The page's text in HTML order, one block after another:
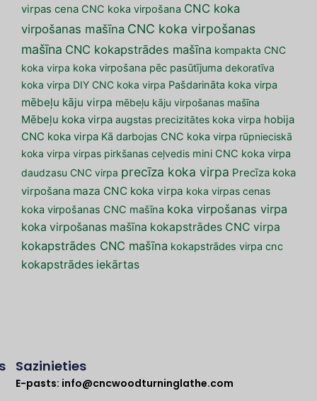
virpas cena CNC koka virpošana CNC koka
virpošanas mašīna CNC koka virpošanas
mašīna CNC kokapstrādes mašīna kompakta CNC
koka virpa koka virpošana pēc pasūtījuma dekoratīva
koka virpa DIY CNC koka virpa Pašdarināta koka virpa
mēbeļu kāju virpa mēbeļu kāju virpošanas mašīna
Mēbeļu koka virpa augstas precizitātes koka virpa hobija
CNC koka virpa Kā darbojas CNC koka virpa rūpnieciskā
koka virpa virpas pirkšanas ceļvedis mini CNC koka virpa
daudzasu CNC virpa precīza koka virpa Precīza koka
virpošana maza CNC koka virpa koka virpas cenas
koka virpošanas CNC mašīna koka virpošanas virpa
koka virpošanas mašīna kokapstrādes CNC virpa
kokapstrādes CNC mašīna kokapstrādes virpa cnc
kokapstrādes iekārtas
Sazinieties
E-pasts: info@cncwoodturninglathe.com